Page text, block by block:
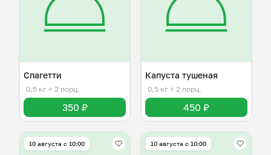
Спагетти
0,5 кг ≈ 2 порц.
350 ₽
Капуста тушеная
0,5 кг ≈ 2 порц.
450 ₽
10 августа с 10:00 10 августа с 10:00